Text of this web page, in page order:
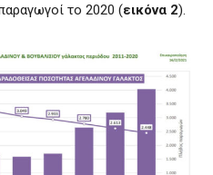
το 2020 (εικόνα 2).